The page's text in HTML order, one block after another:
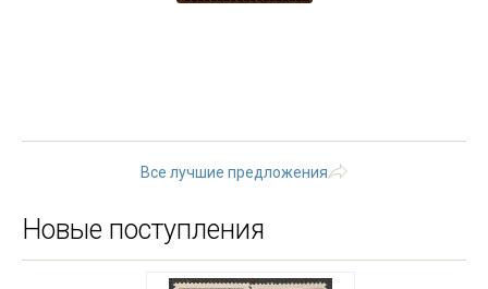
Все лучшие предложения
Новые поступления